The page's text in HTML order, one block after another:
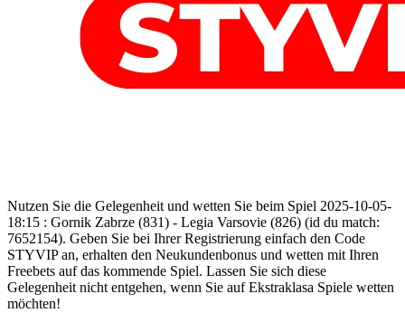
Nutzen Sie die Gelegenheit und wetten Sie beim Spiel 2025-10-05-
18:15 : Gornik Zabrze (831) - Legia Varsovie (826) (id du match:
7652154). Geben Sie bei Ihrer Registrierung einfach den Code
STYVIP an, erhalten den Neukundenbonus und wetten mit Ihren
Freebets auf das kommende Spiel. Lassen Sie sich diese
Gelegenheit nicht entgehen, wenn Sie auf Ekstraklasa Spiele wetten
möchten!